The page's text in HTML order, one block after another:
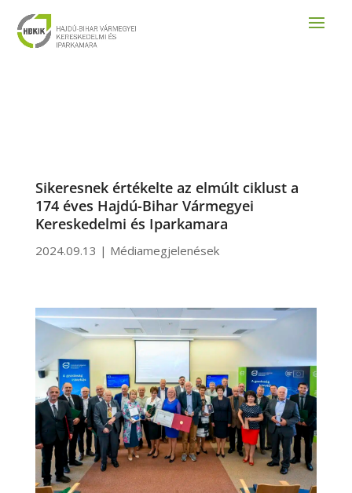
Sikeresnek értékelte az elmúlt ciklust a
174 éves Hajdú-Bihar Vármegyei
Kereskedelmi és Iparkamara
2024.09.13 | Médiamegjelenések